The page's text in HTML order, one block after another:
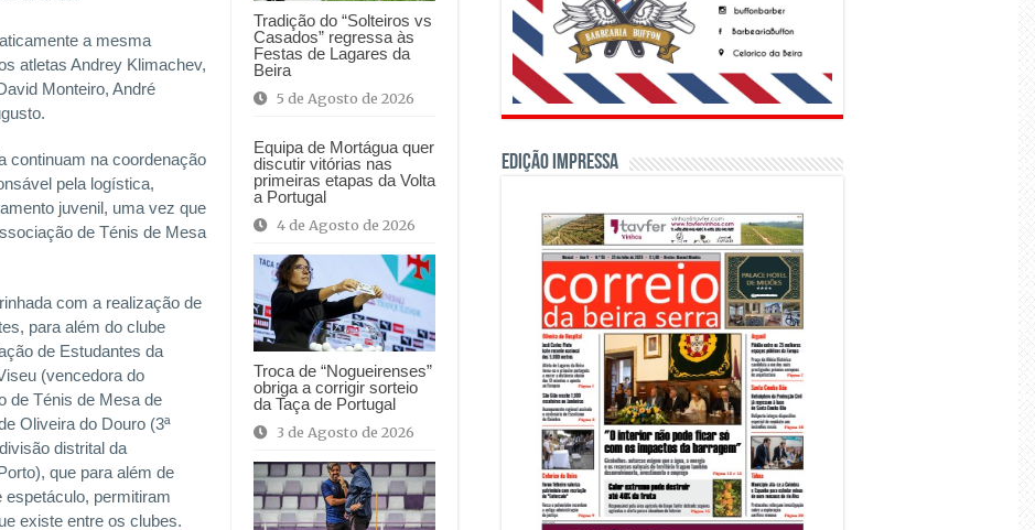
Tradição do “Solteiros vs
Casados” regressa às
Festas de Lagares da
Beira
5 de Agosto de 2026
Equipa de Mortágua quer
discutir vitórias nas
primeiras etapas da Volta
a Portugal
4 de Agosto de 2026
Troca de “Nogueirenses”
obriga a corrigir sorteio
da Taça de Portugal
3 de Agosto de 2026
a mesma
atletas Andrey Klimachev,
Monteiro, André
continuam na coordenação
pela logística,
juvenil, uma vez que
de Ténis de Mesa
com a realização de
para além do clube
de Estudantes da
(vencedora do
de Ténis de Mesa de
Oliveira do Douro (3ª
distrital da
que para além de
permitiram
existe entre os clubes.
Edição Impressa